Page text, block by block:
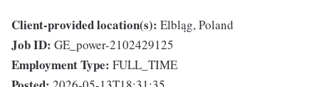
Client-provided location(s): Elbląg, Poland
Job ID: GE_power-2102429125
Employment Type: FULL_TIME